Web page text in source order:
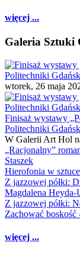
więcej ...
Galeria Sztuki
wtorek, 26 maja
Finisaż wystawy
Politechniki
W Galerii Art Hol
„Racjonalny”
Staszek
Hierofonia w sztuce
Z jazzowej półki:
Magdalena Heyda-
Z jazzowej półki:
Zachować boskość
więcej ...